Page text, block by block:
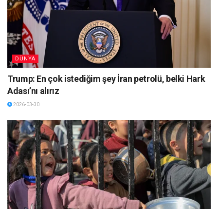
DÜNYA
Trump: En çok istediğim şey İran petrolü, belki Hark
Adası’nı alırız
2026-03-30